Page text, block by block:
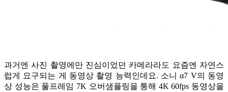
과거엔 사진 촬영에만 진심이었던 카메라라도 요즘엔 자연스
럽게 요구되는 게 동영상 촬영 능력인데요. 소니 α7 V의 동영
상 성능은 풀프레임 7K 오버샘플링을 통해 4K 60fps 동영상을